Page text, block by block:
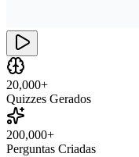
20,000+
Quizzes Gerados
200,000+
Perguntas Criadas